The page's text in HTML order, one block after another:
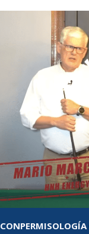
CONPERMISOLOGÍA